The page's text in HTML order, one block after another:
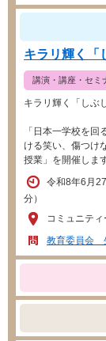
キラリ輝く「
講演・講座・セミ
キラリ輝く「しぶ
「日本一学校を
ける笑い、傷つけ
授業」を開催します
令和8年6月
分）
コミュニテ
教育委員会